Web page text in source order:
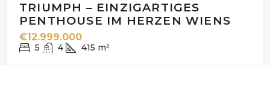
TRIUMPH – EINZIGARTIGES
PENTHOUSE IM HERZEN WIENS
€12.999.000
5 4 415 m²